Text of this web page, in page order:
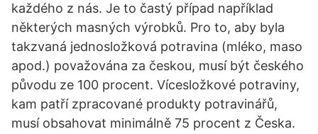
každého z nás. Je to častý případ například
některých masných výrobků. Pro to, aby byla
takzvaná jednosložková potravina (mléko, maso
apod.) považována za českou, musí být českého
původu ze 100 procent. Vícesložkové potraviny,
kam patří zpracované produkty potravinářů,
musí obsahovat minimálně 75 procent z Česka.